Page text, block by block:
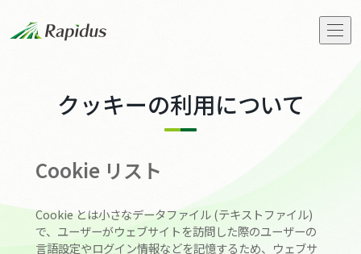
会社概要
Rapidusの事業と技術
IIM
クッキーの利用について
Cookie リスト
Cookie とは小さなデータファイル (テキストファイル)
で、ユーザーがウェブサイトを訪問した際のユーザーの
言語設定やログイン情報などを記憶するため、ウェブサ